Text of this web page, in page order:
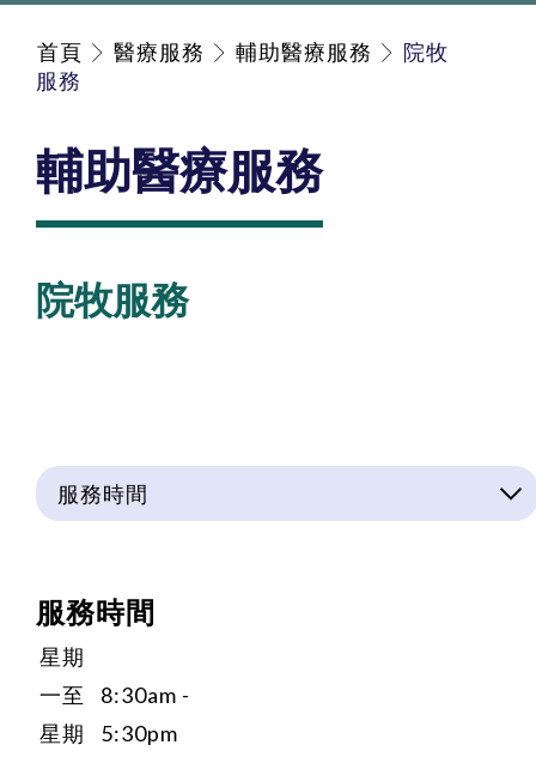
首頁 醫療服務 輔助醫療服務
院牧
服務
輔助醫療服務
院牧服務
服務時間
服務時間
星期
一至
星期
8:30am -
5:30pm